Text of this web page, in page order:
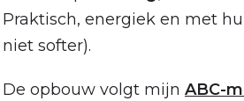
Praktisch, energiek en met
niet softer).
De opbouw volgt mijn ABC-